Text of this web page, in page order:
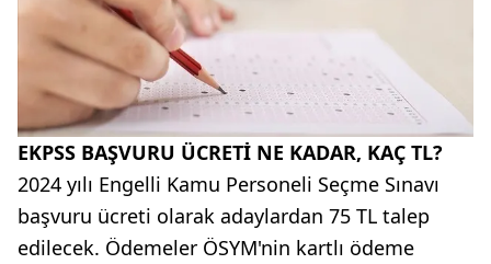
EKPSS BAŞVURU ÜCRETİ NE KADAR, KAÇ TL?
2024 yılı Engelli Kamu Personeli Seçme Sınavı
başvuru ücreti olarak adaylardan 75 TL talep
edilecek. Ödemeler ÖSYM'nin kartlı ödeme